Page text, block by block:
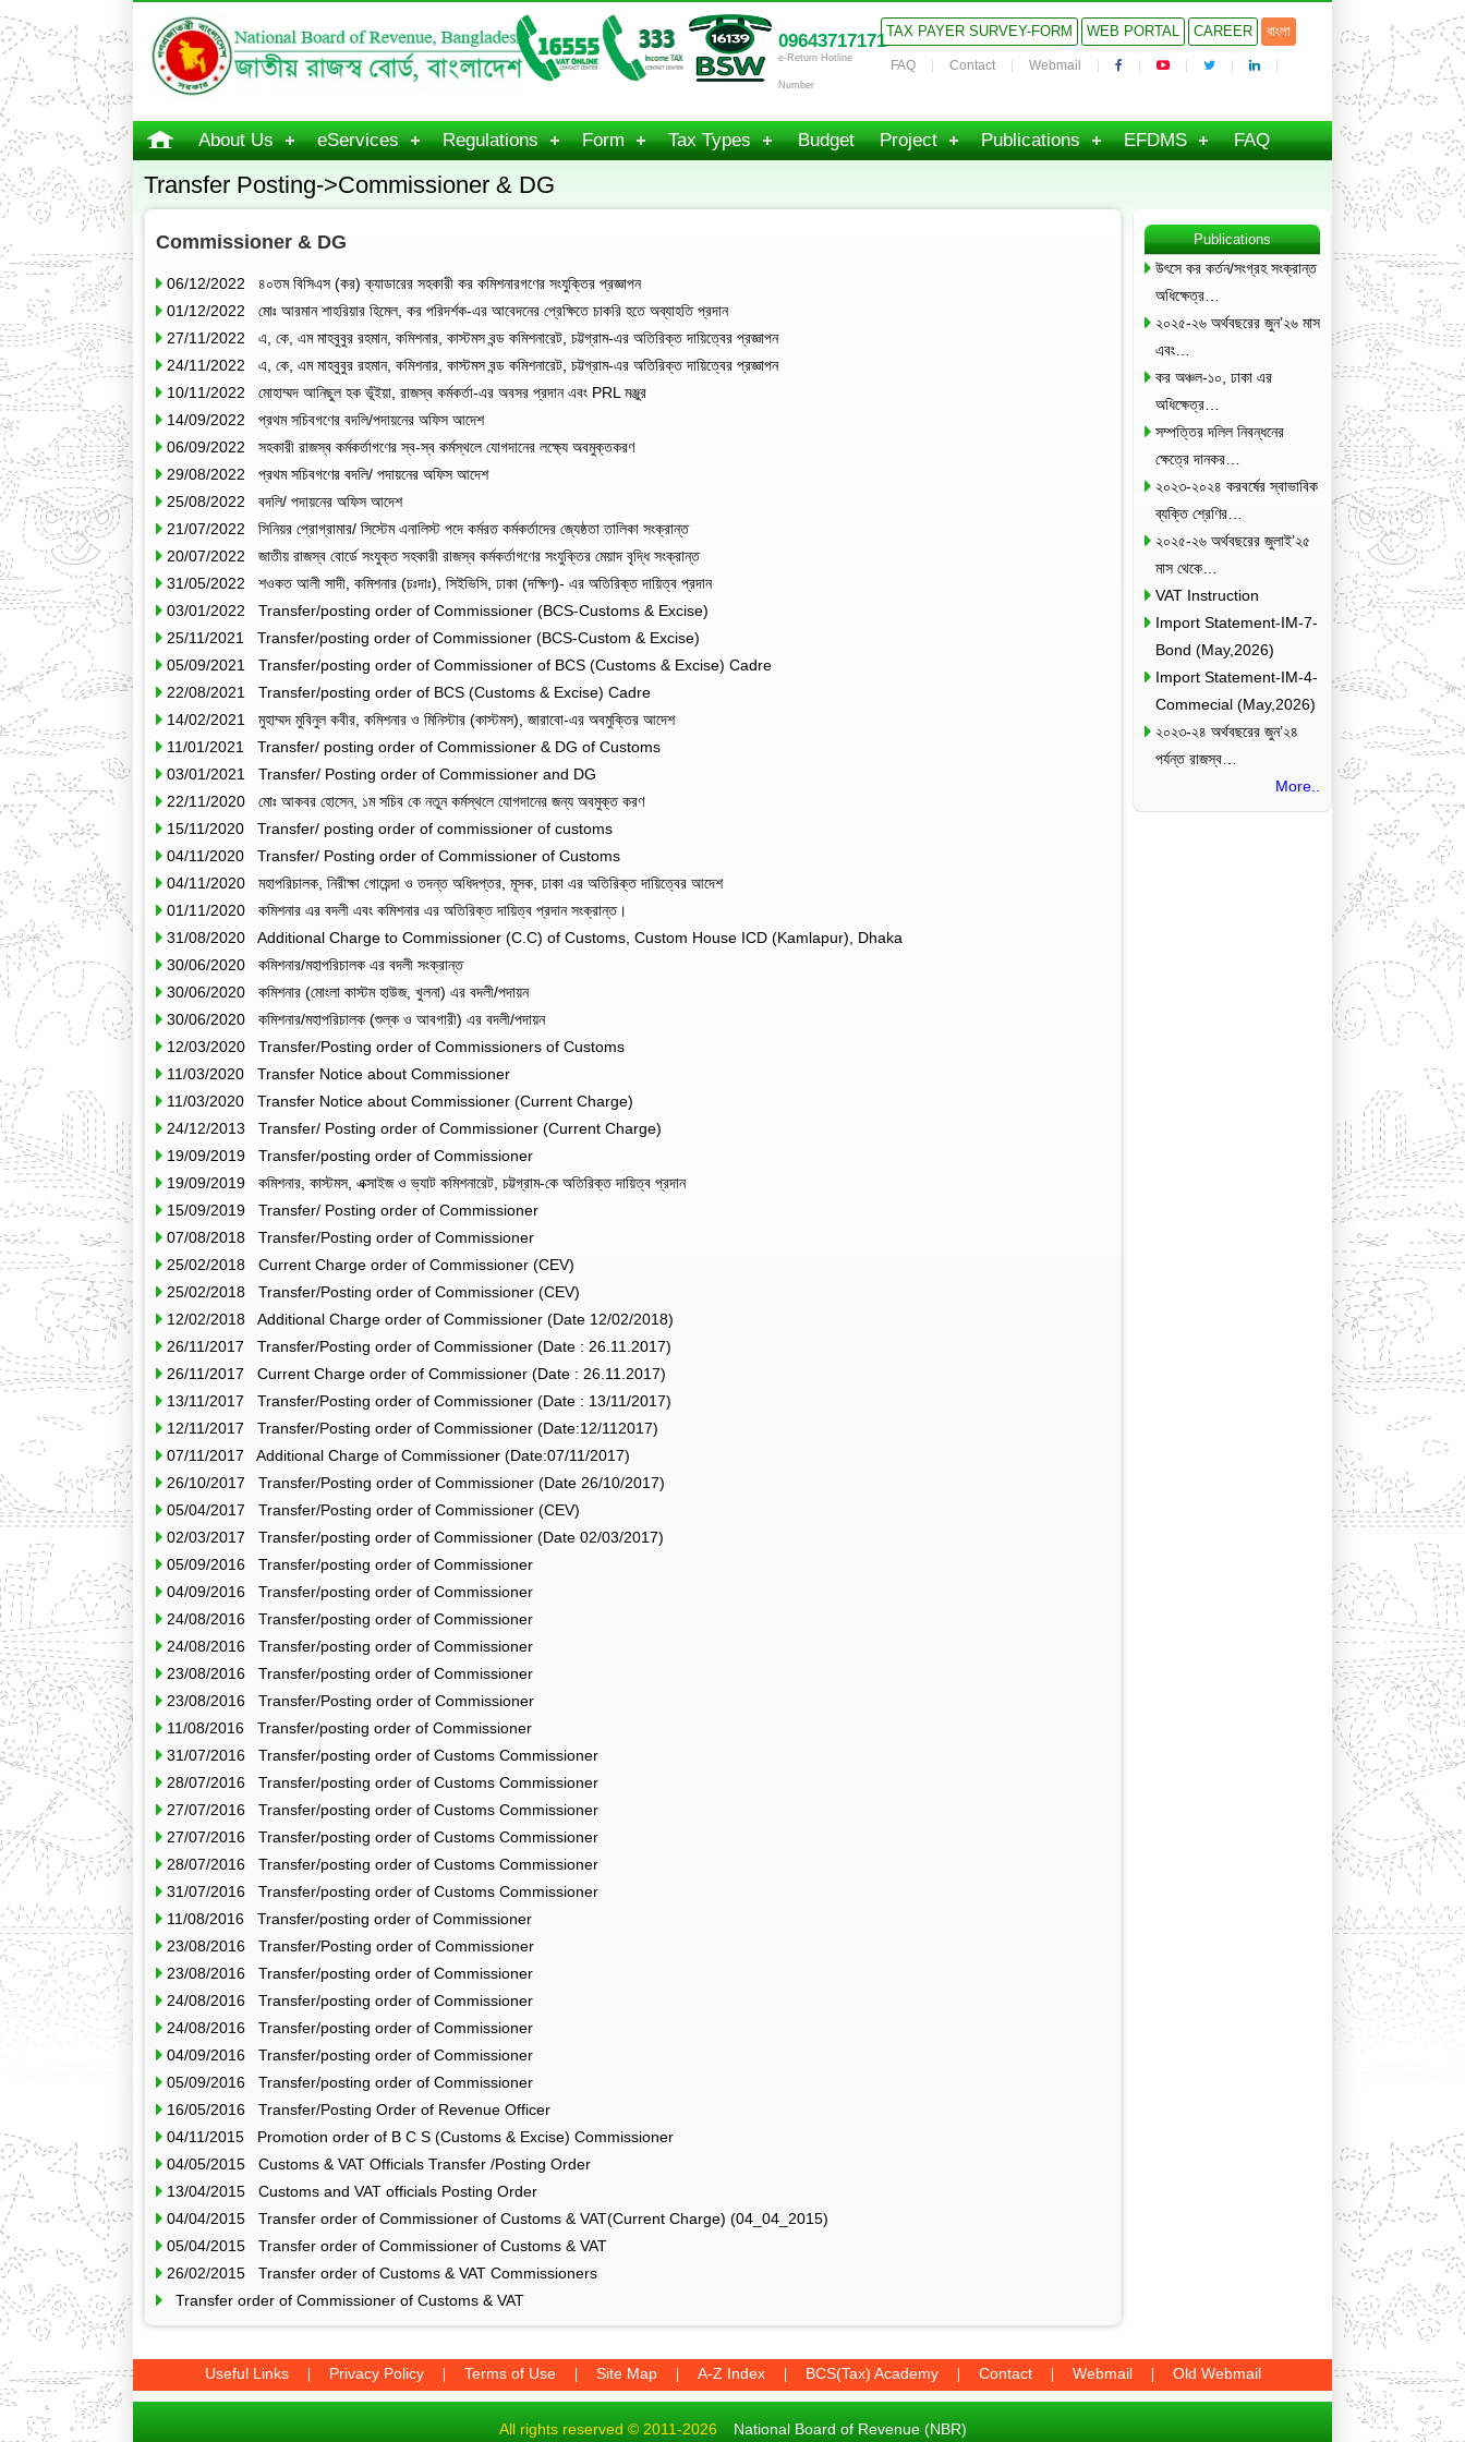
09643717171
e-Return Hotline
Number
TAX PAYER SURVEY-FORM WEB PORTAL CAREER বাংলা
FAQ Contact Webmail
About Us eServices Regulations Form Tax Types Budget Project Publications EFDMS FAQ
Transfer Posting->Commissioner & DG
Commissioner & DG
06/12/2022 ৪০তম বিসিএস (কর) ক্যাডারের সহকারী কর কমিশনারগণের সংযুক্তির প্রজ্ঞাপন
01/12/2022 মোঃ আরমান শাহরিয়ার হিমেল, কর পরিদর্শক-এর আবেদনের প্রেক্ষিতে চাকরি হতে অব্যাহতি প্রদান
27/11/2022 এ, কে, এম মাহবুবুর রহমান, কমিশনার, কাস্টমস বন্ড কমিশনারেট, চট্টগ্রাম-এর অতিরিক্ত দায়িত্বের প্রজ্ঞাপন
24/11/2022 এ, কে, এম মাহবুবুর রহমান, কমিশনার, কাস্টমস বন্ড কমিশনারেট, চট্টগ্রাম-এর অতিরিক্ত দায়িত্বের প্রজ্ঞাপন
10/11/2022 মোহাম্মদ আনিছুল হক ভূঁইয়া, রাজস্ব কর্মকর্তা-এর অবসর প্রদান এবং PRL মঞ্জুর
14/09/2022 প্রথম সচিবগণের বদলি/পদায়নের অফিস আদেশ
06/09/2022 সহকারী রাজস্ব কর্মকর্তাগণের স্ব-স্ব কর্মস্থলে যোগদানের লক্ষ্যে অবমুক্তকরণ
29/08/2022 প্রথম সচিবগণের বদলি/ পদায়নের অফিস আদেশ
25/08/2022 বদলি/ পদায়নের অফিস আদেশ
21/07/2022 সিনিয়র প্রোগ্রামার/ সিস্টেম এনালিস্ট পদে কর্মরত কর্মকর্তাদের জ্যেষ্ঠতা তালিকা সংক্রান্ত
20/07/2022 জাতীয় রাজস্ব বোর্ডে সংযুক্ত সহকারী রাজস্ব কর্মকর্তাগণের সংযুক্তির মেয়াদ বৃদ্ধি সংক্রান্ত
31/05/2022 শওকত আলী সাদী, কমিশনার (চঃদাঃ), সিইভিসি, ঢাকা (দক্ষিণ)- এর অতিরিক্ত দায়িত্ব প্রদান
03/01/2022 Transfer/posting order of Commissioner (BCS-Customs & Excise)
25/11/2021 Transfer/posting order of Commissioner (BCS-Custom & Excise)
05/09/2021 Transfer/posting order of Commissioner of BCS (Customs & Excise) Cadre
22/08/2021 Transfer/posting order of BCS (Customs & Excise) Cadre
14/02/2021 মুহাম্মদ মুবিনুল কবীর, কমিশনার ও মিনিস্টার (কাস্টমস), জারাবো-এর অবমুক্তির আদেশ
11/01/2021 Transfer/ posting order of Commissioner & DG of Customs
03/01/2021 Transfer/ Posting order of Commissioner and DG
22/11/2020 মোঃ আকবর হোসেন, ১ম সচিব কে নতুন কর্মস্থলে যোগদানের জন্য অবমুক্ত করণ
15/11/2020 Transfer/ posting order of commissioner of customs
04/11/2020 Transfer/ Posting order of Commissioner of Customs
04/11/2020 মহাপরিচালক, নিরীক্ষা গোয়েন্দা ও তদন্ত অধিদপ্তর, মূসক, ঢাকা এর অতিরিক্ত দায়িত্বের আদেশ
01/11/2020 কমিশনার এর বদলী এবং কমিশনার এর অতিরিক্ত দায়িত্ব প্রদান সংক্রান্ত।
31/08/2020 Additional Charge to Commissioner (C.C) of Customs, Custom House ICD (Kamlapur), Dhaka
30/06/2020 কমিশনার/মহাপরিচালক এর বদলী সংক্রান্ত
30/06/2020 কমিশনার (মোংলা কাস্টম হাউজ, খুলনা) এর বদলী/পদায়ন
30/06/2020 কমিশনার/মহাপরিচালক (শুল্ক ও আবগারী) এর বদলী/পদায়ন
12/03/2020 Transfer/Posting order of Commissioners of Customs
11/03/2020 Transfer Notice about Commissioner
11/03/2020 Transfer Notice about Commissioner (Current Charge)
24/12/2013 Transfer/ Posting order of Commissioner (Current Charge)
19/09/2019 Transfer/posting order of Commissioner
19/09/2019 কমিশনার, কাস্টমস, এক্সাইজ ও ভ্যাট কমিশনারেট, চট্টগ্রাম-কে অতিরিক্ত দায়িত্ব প্রদান
15/09/2019 Transfer/ Posting order of Commissioner
07/08/2018 Transfer/Posting order of Commissioner
25/02/2018 Current Charge order of Commissioner (CEV)
25/02/2018 Transfer/Posting order of Commissioner (CEV)
12/02/2018 Additional Charge order of Commissioner (Date 12/02/2018)
26/11/2017 Transfer/Posting order of Commissioner (Date : 26.11.2017)
26/11/2017 Current Charge order of Commissioner (Date : 26.11.2017)
13/11/2017 Transfer/Posting order of Commissioner (Date : 13/11/2017)
12/11/2017 Transfer/Posting order of Commissioner (Date:12/112017)
07/11/2017 Additional Charge of Commissioner (Date:07/11/2017)
26/10/2017 Transfer/Posting order of Commissioner (Date 26/10/2017)
05/04/2017 Transfer/Posting order of Commissioner (CEV)
02/03/2017 Transfer/posting order of Commissioner (Date 02/03/2017)
05/09/2016 Transfer/posting order of Commissioner
04/09/2016 Transfer/posting order of Commissioner
24/08/2016 Transfer/posting order of Commissioner
24/08/2016 Transfer/posting order of Commissioner
23/08/2016 Transfer/posting order of Commissioner
23/08/2016 Transfer/Posting order of Commissioner
11/08/2016 Transfer/posting order of Commissioner
31/07/2016 Transfer/posting order of Customs Commissioner
28/07/2016 Transfer/posting order of Customs Commissioner
27/07/2016 Transfer/posting order of Customs Commissioner
27/07/2016 Transfer/posting order of Customs Commissioner
28/07/2016 Transfer/posting order of Customs Commissioner
31/07/2016 Transfer/posting order of Customs Commissioner
11/08/2016 Transfer/posting order of Commissioner
23/08/2016 Transfer/Posting order of Commissioner
23/08/2016 Transfer/posting order of Commissioner
24/08/2016 Transfer/posting order of Commissioner
24/08/2016 Transfer/posting order of Commissioner
04/09/2016 Transfer/posting order of Commissioner
05/09/2016 Transfer/posting order of Commissioner
16/05/2016 Transfer/Posting Order of Revenue Officer
04/11/2015 Promotion order of B C S (Customs & Excise) Commissioner
04/05/2015 Customs & VAT Officials Transfer /Posting Order
13/04/2015 Customs and VAT officials Posting Order
04/04/2015 Transfer order of Commissioner of Customs & VAT(Current Charge) (04_04_2015)
05/04/2015 Transfer order of Commissioner of Customs & VAT
26/02/2015 Transfer order of Customs & VAT Commissioners
Transfer order of Commissioner of Customs & VAT
Publications
উৎসে কর কর্তন/সংগ্রহ সংক্রান্ত
অধিক্ষেত্র…
২০২৫-২৬ অর্থবছরের জুন’২৬ মাস
এবং…
কর অঞ্চল-১০, ঢাকা এর
অধিক্ষেত্র…
সম্পত্তির দলিল নিবন্ধনের
ক্ষেত্রে দানকর…
২০২৩-২০২৪ করবর্ষের স্বাভাবিক
ব্যক্তি শ্রেণির…
২০২৫-২৬ অর্থবছরের জুলাই’২৫
মাস থেকে…
VAT Instruction
Import Statement-IM-7-
Bond (May,2026)
Import Statement-IM-4-
Commecial (May,2026)
২০২৩-২৪ অর্থবছরের জুন’২৪
পর্যন্ত রাজস্ব…
More..
Useful Links Privacy Policy Terms of Use Site Map A-Z Index BCS(Tax) Academy Contact Webmail Old Webmail
All rights reserved © 2011-2026 National Board of Revenue (NBR)